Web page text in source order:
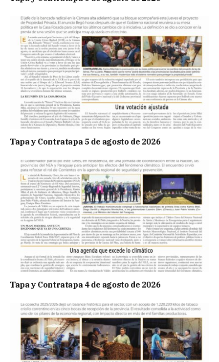
Tapa y Contratapa 5 de agosto de 2026
Tapa y Contratapa 4 de agosto de 2026